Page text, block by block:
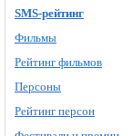
SMS-рейтинг
Фильмы
Рейтинг фильмов
Персоны
Рейтинг персон